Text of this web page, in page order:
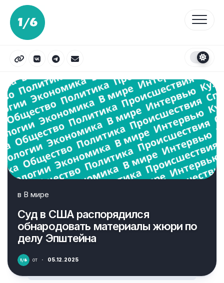
Перейти
содержанию
в В мире
Суд в США распорядился
обнародовать материалы жюри по
делу Эпштейна
от · 05.12.2025